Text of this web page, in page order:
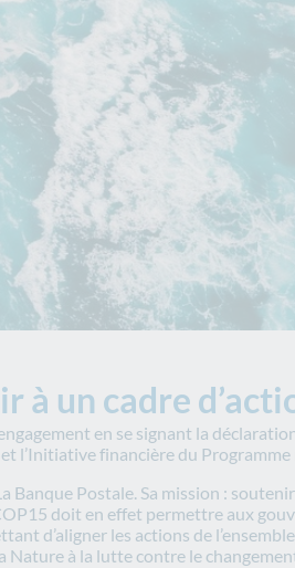
à un cadre
en se signant la
l’Initiative financière du
Postale. Sa mission :
doit en effet permettre aux
d’aligner les actions de
à la lutte contre le